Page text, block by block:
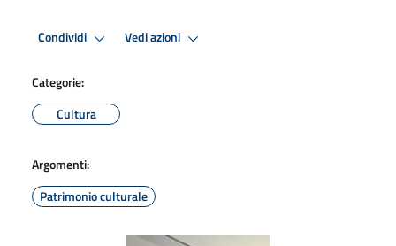
Condividi Vedi azioni
Categorie:
Cultura
Argomenti:
Patrimonio culturale